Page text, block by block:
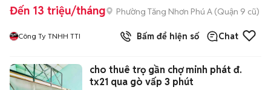
Đến 13 triệu/tháng Phường Tăng Nhơn Phú A (Quận 9 cũ)
Công Ty TNHH TTI Bấm để hiện số Chat
cho thuê trọ gần chợ minh phát đ.
tx21 qua gò vấp 3 phút